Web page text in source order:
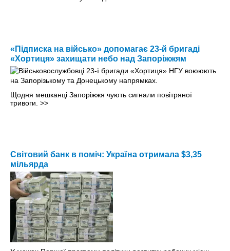
«Підписка на військо» допомагає 23-й бригаді
«Хортиця» захищати небо над Запоріжжям
Щодня мешканці Запоріжжя чують сигнали повітряної
тривоги. >>
Світовий банк в поміч: Україна отримала $3,35
мільярда